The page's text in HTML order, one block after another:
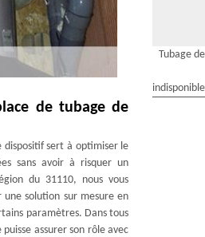
de tubage de
dispositif sert à optimiser le
sans avoir à risquer un
du 31110, nous vous
une solution sur mesure en
paramètres. Dans tous
assurer son rôle avec
Tubage
indisponible